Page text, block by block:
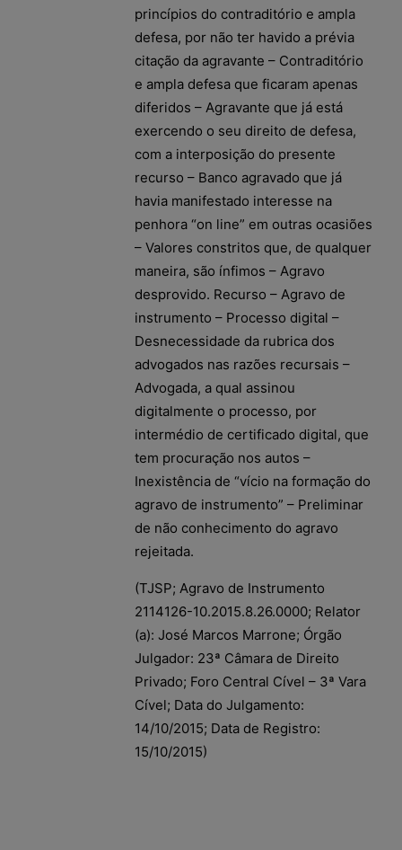
princípios do contraditório e ampla
defesa, por não ter havido a prévia
citação da agravante – Contraditório
e ampla defesa que ficaram apenas
diferidos – Agravante que já está
exercendo o seu direito de defesa,
com a interposição do presente
recurso – Banco agravado que já
havia manifestado interesse na
penhora “on line” em outras ocasiões
– Valores constritos que, de qualquer
maneira, são ínfimos – Agravo
desprovido. Recurso – Agravo de
instrumento – Processo digital –
Desnecessidade da rubrica dos
advogados nas razões recursais –
Advogada, a qual assinou
digitalmente o processo, por
intermédio de certificado digital, que
tem procuração nos autos –
Inexistência de “vício na formação do
agravo de instrumento” – Preliminar
de não conhecimento do agravo
rejeitada.
(TJSP; Agravo de Instrumento
2114126-10.2015.8.26.0000; Relator
(a): José Marcos Marrone; Órgão
Julgador: 23ª Câmara de Direito
Privado; Foro Central Cível – 3ª Vara
Cível; Data do Julgamento:
14/10/2015; Data de Registro:
15/10/2015)